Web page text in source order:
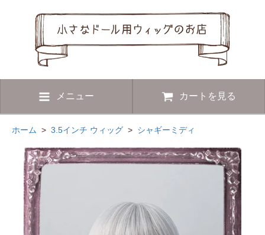
メニュー カートを見る
ホーム > 3.5インチ ウィッグ > シャギーミディ